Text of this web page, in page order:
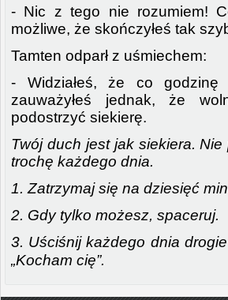
- Nic z tego nie rozumiem!
możliwe, że skończyłeś tak
Tamten odparł z uśmiechem:
- Widziałeś, że co godzinę
zauważyłeś jednak, że
podostrzyć siekierę.
Twój duch jest jak siekiera.
trochę każdego dnia.
1. Zatrzymaj się na dziesięć
2. Gdy tylko możesz, spaceruj.
3. Uściśnij każdego dnia
„Kocham cię”.